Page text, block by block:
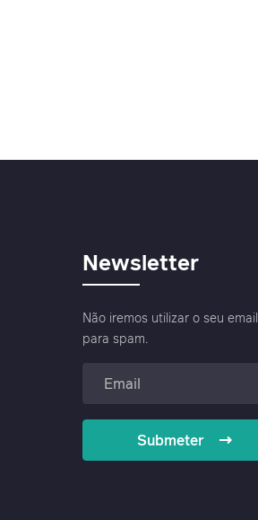
Newsletter
Não iremos utilizar o seu email
para spam.
Submeter